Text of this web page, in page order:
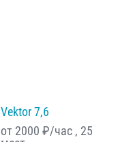
Vektor 7,6
от 2000 ₽/час , 25